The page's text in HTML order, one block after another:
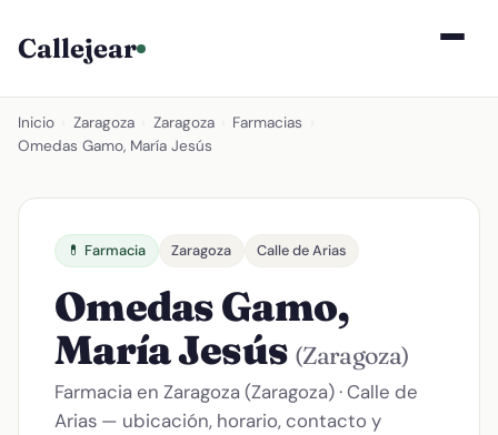
Callejear
Inicio Zaragoza Zaragoza Farmacias
Omedas Gamo, María Jesús
💊 Farmacia Zaragoza Calle de Arias
Omedas Gamo,
María Jesús (Zaragoza)
Farmacia en Zaragoza (Zaragoza) · Calle de
Arias — ubicación, horario, contacto y